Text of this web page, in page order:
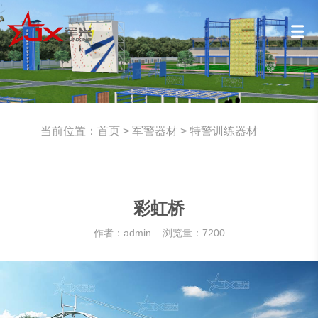
当前位置： 首页 > 军警器材 > 特警训练器材
彩虹桥
作者：admin 浏览量：7200